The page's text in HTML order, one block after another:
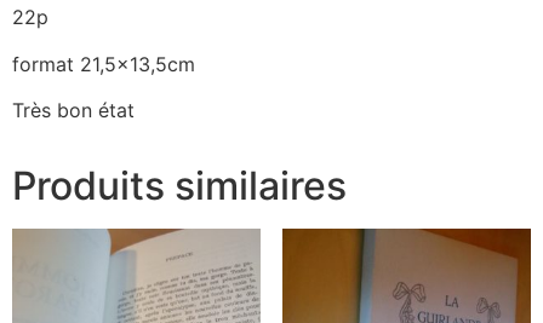
22p
format 21,5×13,5cm
Très bon état
Produits similaires